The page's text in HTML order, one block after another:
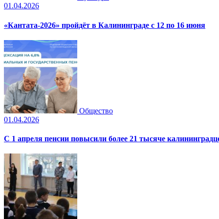
01.04.2026
«Кантата-2026» пройдёт в Калининграде с 12 по 16 июня
Общество
01.04.2026
С 1 апреля пенсии повысили более 21 тысяче